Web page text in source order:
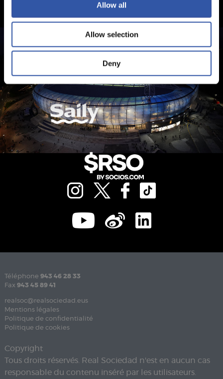
Allow all
Allow selection
Deny
Téléphone 943 46 28 33
Fax 943 45 89 41
realsoc@realsociedad.eus
Mentions légales
Politique de confidentialité
Politique de cookies
Copyright
Tous droits réservés. Real Sociedad n'est en aucun cas
responsable du contenu inséré par les utilisateurs.